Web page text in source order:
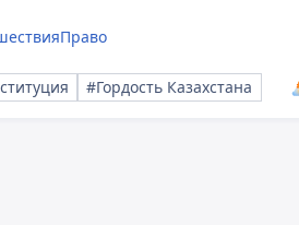
Право
#Гордость Казахстана